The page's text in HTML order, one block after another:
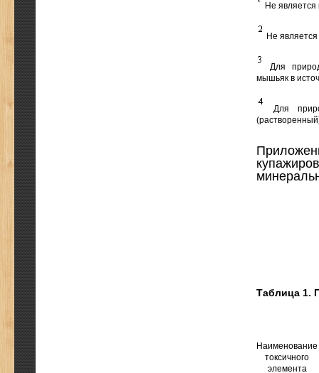
Не
Не
Для
мышьяк в
Для
Таблица 1.
Наименование
токсичного
элемента